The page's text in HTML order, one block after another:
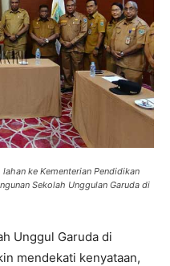
ke Kementerian Pendidikan
Sekolah Unggulan Garuda di
Unggul Garuda di
mendekati kenyataan,